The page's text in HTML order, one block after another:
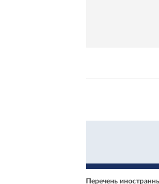
Перечень